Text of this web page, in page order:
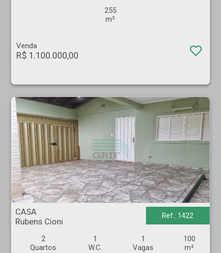
255
m²
Venda
R$ 1.100.000,00
CASA - Rubens Cioni - Ribeirão Preto
CASA
Rubens Cioni
Ref.: 1422
2
Quartos
1
W.C.
1
Vagas
100
m²